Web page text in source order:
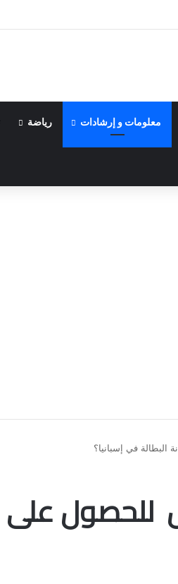
معلومات و إرشادات رياضة
في إسبانيا؟
للحصول على